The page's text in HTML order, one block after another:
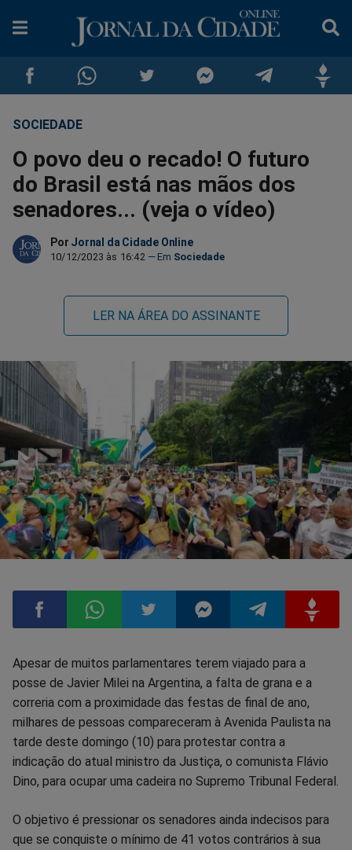
Compartilhar
no
Facebook
Compartilhar
no
Whatsapp
no
Twitter
no
Messenger
no
Telegram
SOCIEDADE
O povo deu o recado! O futuro
do Brasil está nas mãos dos
senadores... (veja o vídeo)
Por Jornal da Cidade Online
10/12/2023 às 16:42 Sociedade
LER NA ÁREA DO ASSINANTE
Compartilhar
no
Facebook
Compartilhar
no
Whatsapp
Compartilhar
no
Twitter
Compartilhar
no
Messenger
Compartilhar
no
Telegram
no
Apesar de muitos parlamentares terem viajado para a
posse de Javier Milei na Argentina, a falta de grana e a
correria com a proximidade das festas de final de ano,
milhares de pessoas compareceram à Avenida Paulista na
tarde deste domingo (10) para protestar contra a
indicação do atual ministro da Justiça, o comunista Flávio
Dino, para ocupar uma cadeira no Supremo Tribunal Federal.
O objetivo é pressionar os senadores ainda indecisos para
que se conquiste o mínimo de 41 votos contrários à sua